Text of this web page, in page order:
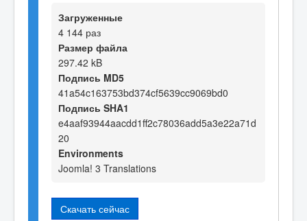
Загруженные
4 144 раз
Размер файла
297.42 kB
Подпись MD5
41a54c163753bd374cf5639cc9069bd0
Подпись SHA1
e4aaf93944aacdd1ff2c78036add5a3e22a71d
20
Environments
Joomla! 3 Translations
Скачать сейчас